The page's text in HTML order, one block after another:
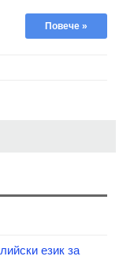
Повече »
език за